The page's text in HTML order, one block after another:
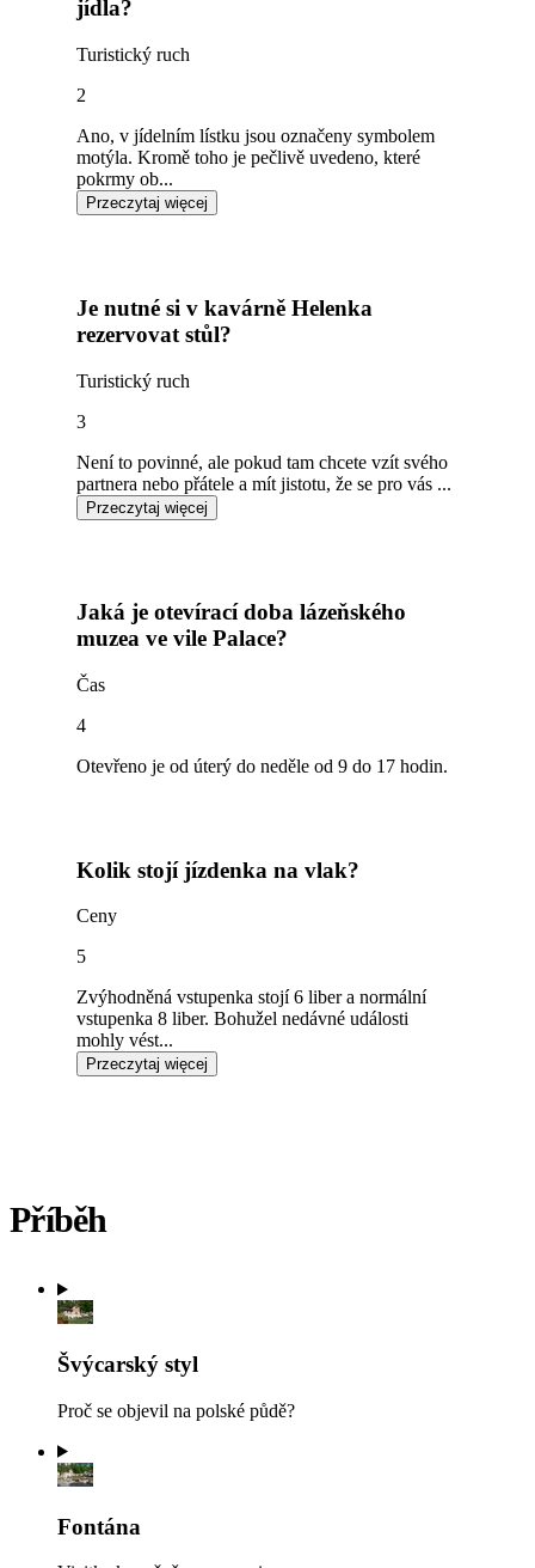
jídla?
Turistický ruch
2
Ano, v jídelním lístku jsou označeny symbolem
motýla. Kromě toho je pečlivě uvedeno, které
pokrmy ob...
Przeczytaj więcej
Je nutné si v kavárně Helenka
rezervovat stůl?
Turistický ruch
3
Není to povinné, ale pokud tam chcete vzít svého
partnera nebo přátele a mít jistotu, že se pro vás ...
Przeczytaj więcej
Jaká je otevírací doba lázeňského
muzea ve vile Palace?
Čas
4
Otevřeno je od úterý do neděle od 9 do 17 hodin.
Kolik stojí jízdenka na vlak?
Ceny
5
Zvýhodněná vstupenka stojí 6 liber a normální
vstupenka 8 liber. Bohužel nedávné události
mohly vést...
Przeczytaj więcej
Příběh
Švýcarský styl
Proč se objevil na polské půdě?
Fontána